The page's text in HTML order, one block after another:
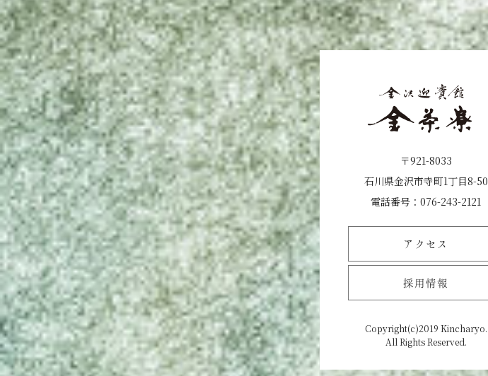
〒921-8033
石川県金沢市寺町1丁目8-50
電話番号： 076-243-2121
アクセス
採用情報
Copyright(c)2019 Kincharyo.
All Rights Reserved.